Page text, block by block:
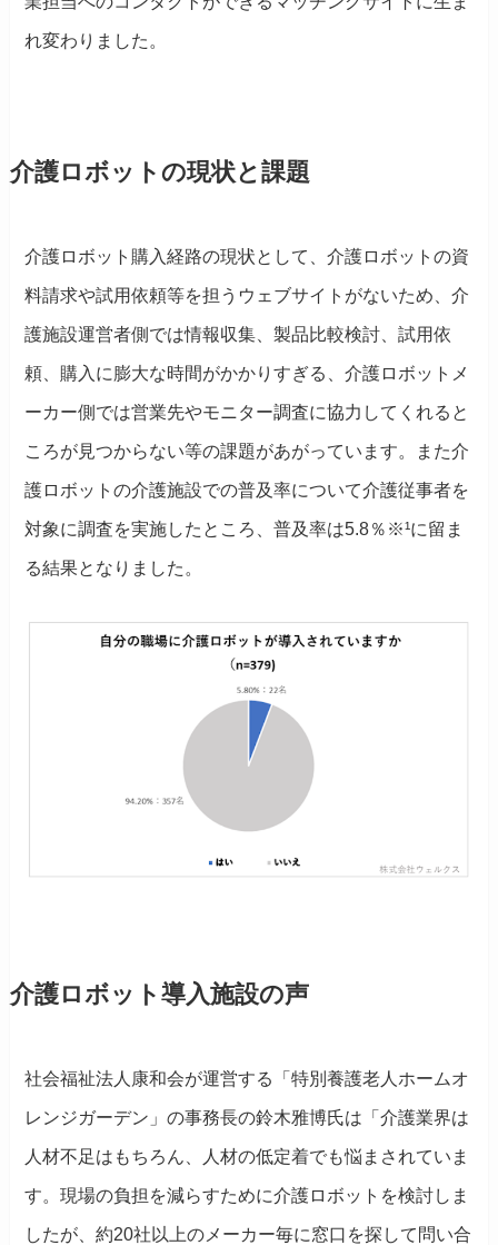
れ変わりました。
介護ロボットの現状と課題
介護ロボット購入経路の現状として、介護ロボットの資
料請求や試用依頼等を担うウェブサイトがないため、介
護施設運営者側では情報収集、製品比較検討、試用依
頼、購入に膨大な時間がかかりすぎる、介護ロボットメ
ーカー側では営業先やモニター調査に協力してくれると
ころが見つからない等の課題があがっています。また介
護ロボットの介護施設での普及率について介護従事者を
対象に調査を実施したところ、普及率は5.8％※¹に留ま
る結果となりました。
介護ロボット導入施設の声
社会福祉法人康和会が運営する「特別養護老人ホームオ
レンジガーデン」の事務長の鈴木雅博氏は「介護業界は
人材不足はもちろん、人材の低定着でも悩まされていま
す。現場の負担を減らすために介護ロボットを検討しま
したが、約20社以上のメーカー毎に窓口を探して問い合